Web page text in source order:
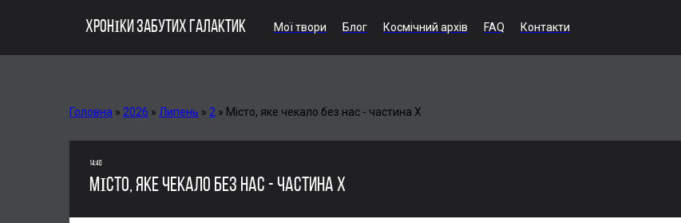
ХРОНІКИ ЗАБУТИХ ГАЛАКТИК Мої твори Блог Космічний архів FAQ Контакти
Головна » 2026 » Липень » 2 » Місто, яке чекало без нас - частина Х
14:40
МІСТО, ЯКЕ ЧЕКАЛО БЕЗ НАС - ЧАСТИНА Х